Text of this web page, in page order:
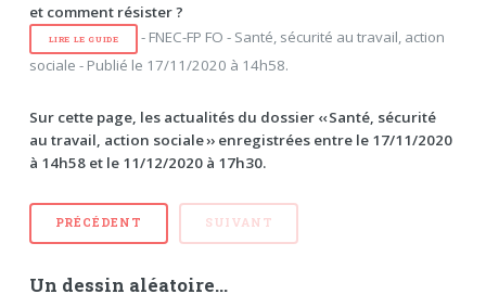
et comment résister ?
LIRE LE GUIDE
- FNEC-FP FO - Santé, sécurité au travail, action
sociale - Publié le 17/11/2020 à 14h58.
Sur cette page, les actualités du dossier ‹‹ Santé, sécurité
au travail, action sociale ›› enregistrées entre le 17/11/2020
à 14h58 et le 11/12/2020 à 17h30.
PRÉCÉDENT SUIVANT
Un dessin aléatoire...